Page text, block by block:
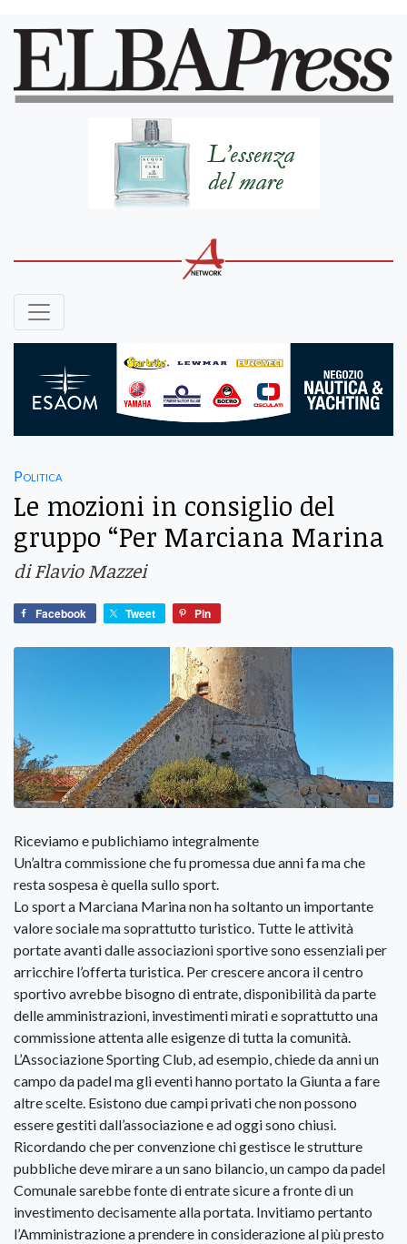
Politica
Le mozioni in consiglio del
gruppo “Per Marciana Marina
di Flavio Mazzei
Facebook Tweet Pin
Riceviamo e publichiamo integralmente
Un’altra commissione che fu promessa due anni fa ma che
resta sospesa è quella sullo sport.
Lo sport a Marciana Marina non ha soltanto un importante
valore sociale ma soprattutto turistico. Tutte le attività
portate avanti dalle associazioni sportive sono essenziali per
arricchire l’offerta turistica. Per crescere ancora il centro
sportivo avrebbe bisogno di entrate, disponibilità da parte
delle amministrazioni, investimenti mirati e soprattutto una
commissione attenta alle esigenze di tutta la comunità.
L’Associazione Sporting Club, ad esempio, chiede da anni un
campo da padel ma gli eventi hanno portato la Giunta a fare
altre scelte. Esistono due campi privati che non possono
essere gestiti dall’associazione e ad oggi sono chiusi.
Ricordando che per convenzione chi gestisce le strutture
pubbliche deve mirare a un sano bilancio, un campo da padel
Comunale sarebbe fonte di entrate sicure a fronte di un
investimento decisamente alla portata. Invitiamo pertanto
l’Amministrazione a prendere in considerazione al più presto